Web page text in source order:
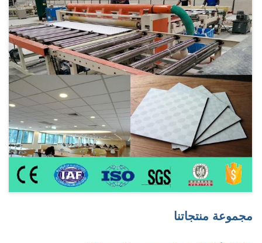
مجموعة منتجاتنا